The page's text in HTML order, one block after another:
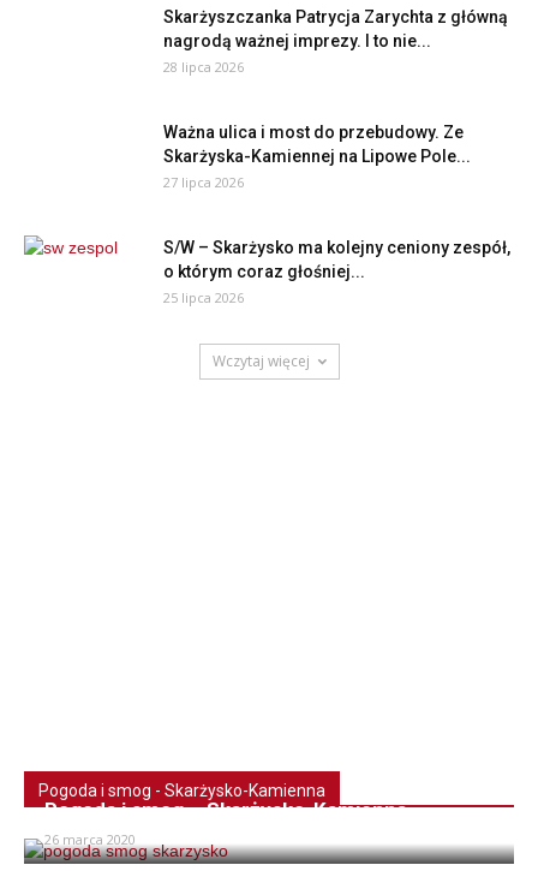
Skarżyszczanka Patrycja Zarychta z główną
nagrodą ważnej imprezy. I to nie...
28 lipca 2026
Ważna ulica i most do przebudowy. Ze
Skarżyska-Kamiennej na Lipowe Pole...
27 lipca 2026
S/W – Skarżysko ma kolejny ceniony zespół,
o którym coraz głośniej...
25 lipca 2026
Wczytaj więcej
Pogoda i smog - Skarżysko-Kamienna
Pogoda i smog – Skarżysko-Kamienna
26 marca 2020